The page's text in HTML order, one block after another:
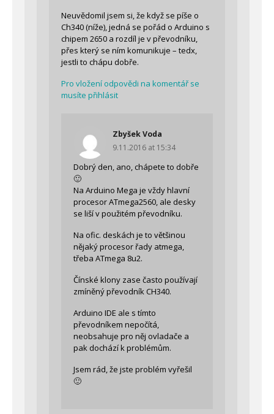
Neuvědomil jsem si, že když se píše o
Ch340 (níže), jedná se pořád o Arduino s
chipem 2650 a rozdíl je v převodníku,
přes který se ním komunikuje – tedx,
jestli to chápu dobře.
Pro vložení odpovědi na komentář se
musíte přihlásit
Zbyšek Voda
9.11.2016 at 15:34
Dobrý den, ano, chápete to dobře
🙂
Na Arduino Mega je vždy hlavní
procesor ATmega2560, ale desky
se liší v použitém převodníku.
Na ofic. deskách je to většinou
nějaký procesor řady atmega,
třeba ATmega 8u2.
Čínské klony zase často používají
zmíněný převodník CH340.
Arduino IDE ale s tímto
převodníkem nepočítá,
neobsahuje pro něj ovladače a
pak dochází k problémům.
Jsem rád, že jste problém vyřešil
🙂